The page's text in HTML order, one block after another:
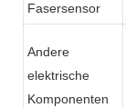
Fasersensor
Andere
elektrische
Komponenten